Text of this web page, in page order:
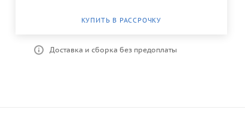
КУПИТЬ В РАССРОЧКУ
Доставка и сборка без предоплаты